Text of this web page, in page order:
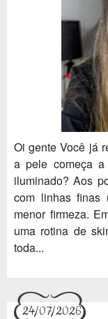
Oi gente Você já
a pele começa a
iluminado? Aos
com linhas finas
menor firmeza.
uma rotina de
toda...
24/07/2026